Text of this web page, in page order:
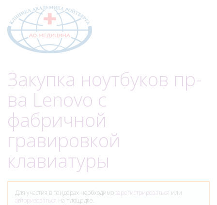
Закупка ноутбуков пр-
ва Lenovo с
фабричной
гравировкой
клавиатуры
Для участия в тендерах необходимо зарегистрироваться или
авторизоваться на площадке.